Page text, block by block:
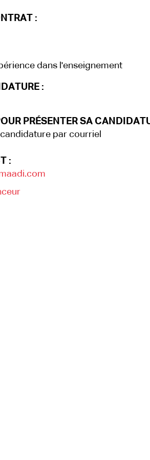
:
dans l'enseignement
:
PRÉSENTER SA
par courriel
: